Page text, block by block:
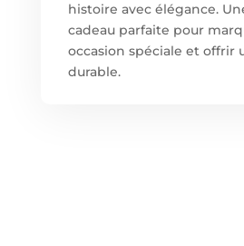
histoire avec élégance.
cadeau parfaite pour
occasion spéciale et offrir
durable.